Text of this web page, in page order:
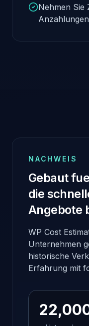
Nehmen Sie
NACHWEIS
Gebaut
die
Angebote
WP Cost
Unternehmen
historische
Erfahrung mit